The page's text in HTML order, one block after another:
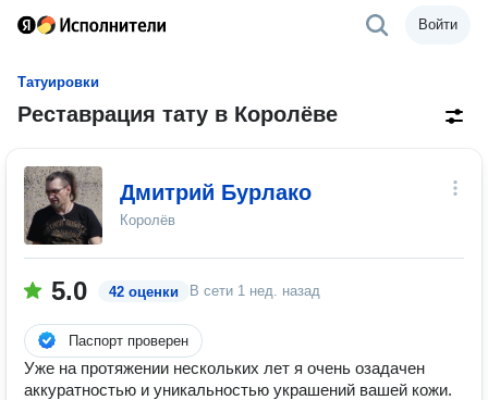
Войти
Татуировки
Реставрация тату в Королёве
Дмитрий Бурлако
Королёв
5.0 42 оценки В сети 1 нед. назад
Паспорт проверен
Уже на протяжении нескольких лет я очень озадачен
аккуратностью и уникальностью украшений вашей кожи.